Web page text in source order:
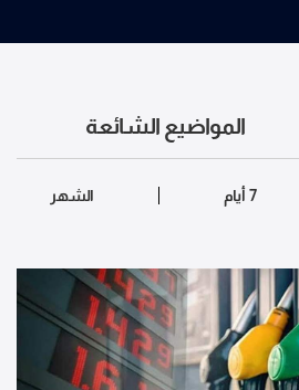
المواضيع الشائعة